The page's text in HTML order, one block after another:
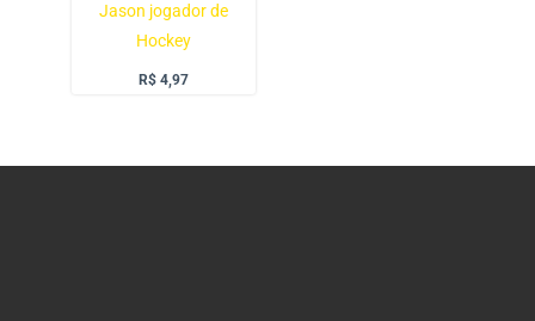
Jason jogador de
Hockey
R$ 4,97